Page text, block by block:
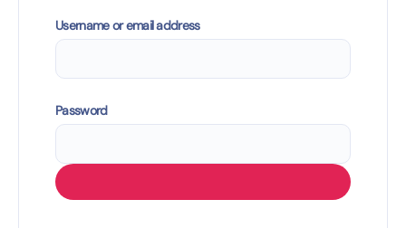
Username or email address
Password